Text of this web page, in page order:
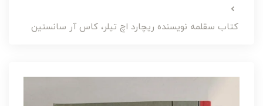
کتاب سقلمه نویسنده ریچارد اچ تیلر، کاس آر سانستین